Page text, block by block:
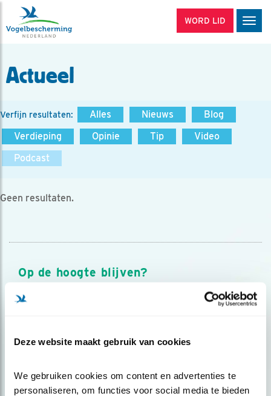
Deze website maakt gebruik van cookies
We gebruiken cookies om content en advertenties te
personaliseren, om functies voor social media te bieden
WORD LID
Actueel
Verfijn resultaten: Alles Nieuws
Blog
Verdieping
Opinie Tip
Video
Podcast
Geen resultaten.
Op de hoogte blijven?
Meld je aan en ontvang nieuws, inspiratie, acties en tips
over vogels en activiteiten van Vogelbescherming.